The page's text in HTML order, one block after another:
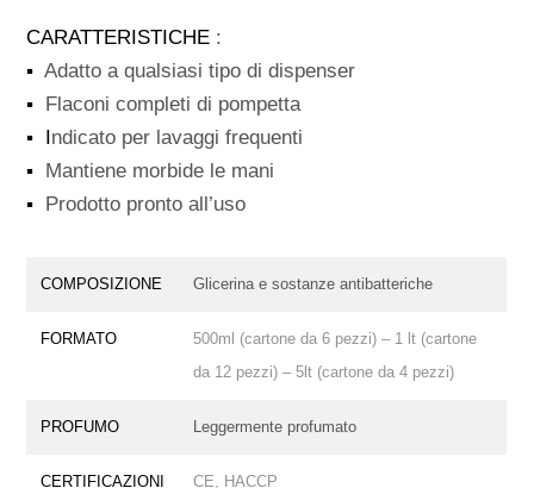
CARATTERISTICHE :
▪Adatto a qualsiasi tipo di dispenser
▪ Flaconi completi di pompetta
▪ Indicato per lavaggi frequenti
▪ Mantiene morbide le mani
▪ Prodotto pronto all’uso
COMPOSIZIONE Glicerina e sostanze antibatteriche
FORMATO
500ml (cartone da 6 pezzi) – 1 lt (cartone
da 12 pezzi) – 5 lt (cartone da 4 pezzi)
PROFUMO Leggermente profumato
CERTIFICAZIONI CE, HACCP